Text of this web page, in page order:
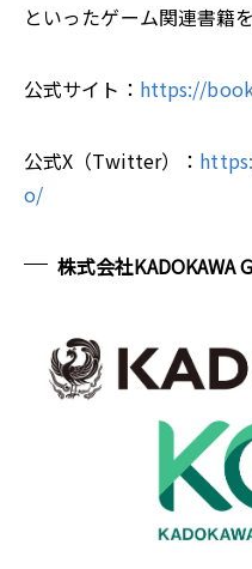
といったゲーム関連書籍
公式サイト： https://
公式X（Twitter）：
o/
株式会社KADOKAWA